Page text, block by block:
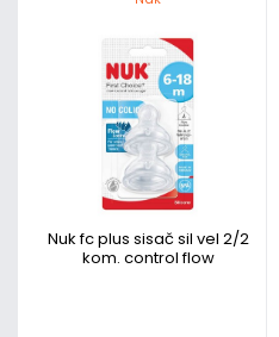
Nuk fc plus sisač sil vel 2/2
kom. control flow